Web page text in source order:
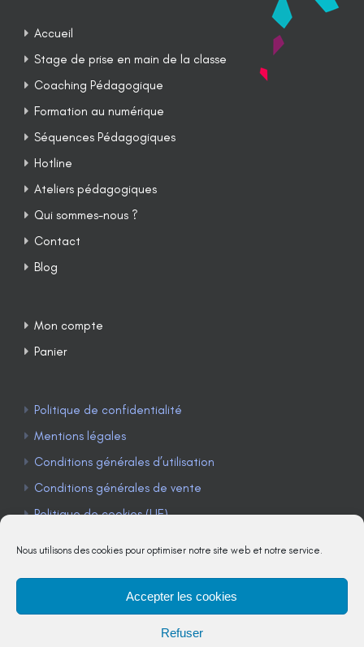
Nous utilisons des cookies pour optimiser notre site web et notre service.
Accepter les cookies
Refuser
Accueil
Stage de prise en main de la classe
Coaching Pédagogique
Formation au numérique
Séquences Pédagogiques
Hotline
Ateliers pédagogiques
Qui sommes-nous ?
Contact
Blog
Mon compte
Panier
Politique de confidentialité
Mentions légales
Conditions générales d’utilisation
Conditions générales de vente
Politique de cookies (UE)
TÉLÉPHONE : 04 90 85 22 98